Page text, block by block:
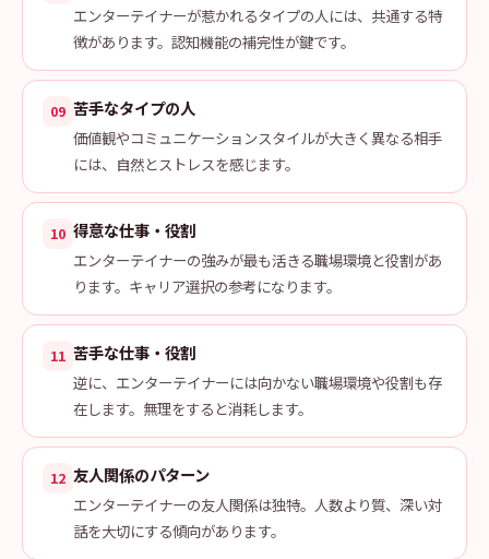
エンターテイナーが惹かれるタイプの人には、共通する特
徴があります。認知機能の補完性が鍵です。
09 苦手なタイプの人
価値観やコミュニケーションスタイルが大きく異なる相手
には、自然とストレスを感じます。
10 得意な仕事・役割
エンターテイナーの強みが最も活きる職場環境と役割があ
ります。キャリア選択の参考になります。
11 苦手な仕事・役割
逆に、エンターテイナーには向かない職場環境や役割も存
在します。無理をすると消耗します。
12 友人関係のパターン
エンターテイナーの友人関係は独特。人数より質、深い対
話を大切にする傾向があります。